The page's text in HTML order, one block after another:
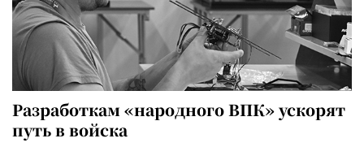
Разработкам «народного ВПК» ускорят
путь в войска